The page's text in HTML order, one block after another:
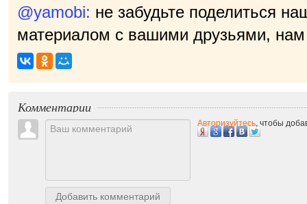
@yamobi: не забудьте поделиться
материалом с вашими друзьями,
Комментарии
Добавить комментарий
Авторизуйтесь, чтобы